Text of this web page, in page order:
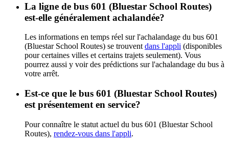
La ligne de bus 601 (Bluestar School Routes)
est-elle généralement achalandée?
Les informations en temps réel sur l'achalandage du bus 601
(Bluestar School Routes) se trouvent dans l'appli (disponibles
pour certaines villes et certains trajets seulement). Vous
pourrez aussi y voir des prédictions sur l'achalandage du bus à
votre arrêt.
Est-ce que le bus 601 (Bluestar School Routes)
est présentement en service?
Pour connaître le statut actuel du bus 601 (Bluestar School
Routes), rendez-vous dans l'appli.